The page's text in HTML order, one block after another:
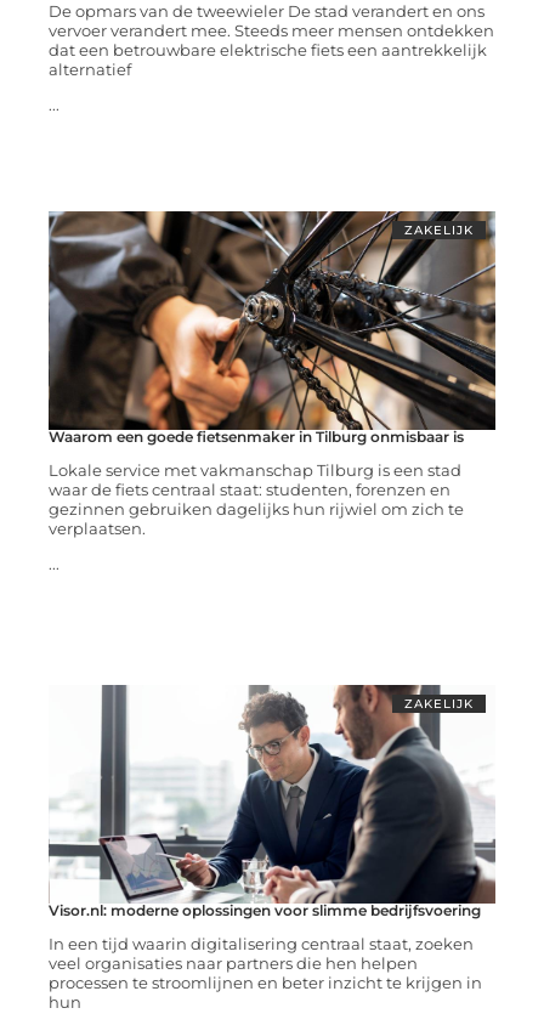
De opmars van de tweewieler De stad verandert en ons
vervoer verandert mee. Steeds meer mensen ontdekken
dat een betrouwbare elektrische fiets een aantrekkelijk
alternatief
...
ZAKELIJK
Waarom een goede fietsenmaker in Tilburg onmisbaar is
Lokale service met vakmanschap Tilburg is een stad
waar de fiets centraal staat: studenten, forenzen en
gezinnen gebruiken dagelijks hun rijwiel om zich te
verplaatsen.
...
ZAKELIJK
Visor.nl: moderne oplossingen voor slimme bedrijfsvoering
In een tijd waarin digitalisering centraal staat, zoeken
veel organisaties naar partners die hen helpen
processen te stroomlijnen en beter inzicht te krijgen in
hun